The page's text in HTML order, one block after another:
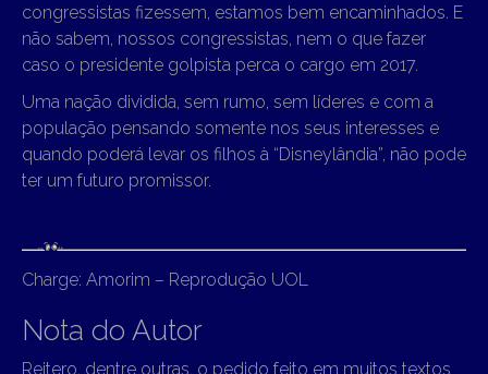
congressistas fizessem, estamos bem encaminhados. E
não sabem, nossos congressistas, nem o que fazer
caso o presidente golpista perca o cargo em 2017.
Uma nação dividida, sem rumo, sem líderes e com a
população pensando somente nos seus interesses e
quando poderá levar os filhos à “Disneylândia”, não pode
ter um futuro promissor.
Charge: Amorim – Reprodução UOL
Nota do Autor
Reitero, dentre outras, o pedido feito em muitos textos